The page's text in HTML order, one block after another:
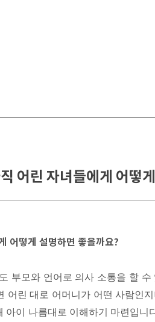
어린 자녀들에게 어떻
어떻게 설명하면 좋을까요?
부모와 언어로 의사 소통을 할 수
어린 대로 어머니가 어떤 사람인지
아이 나름대로 이해하기 마련입니